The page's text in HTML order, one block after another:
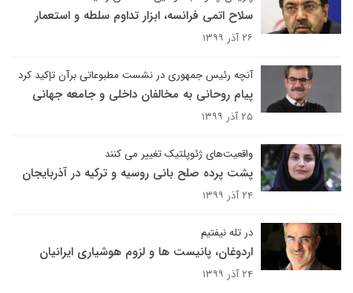
سلاح اتمی فرانسه، ابزار تداوم سلطه و استعمار
۲۶ آذر ۱۳۹۹
آنچه رئیس جمهوری در نشست مطبوعاتی برآن تإکید کرد
پیام روحانی به مخالفان داخلی و جامعه جهانی
۲۵ آذر ۱۳۹۹
واقعیت‌های ژئوپلتیک تغییر می کنند
پشت پرده صلح بانی روسیه و ترکیه در آذربایجان
۲۴ آذر ۱۳۹۹
در تله نیفتیم
اردوغان‌، پانیست ها و لزوم هوشیاری ایرانیان
۲۴ آذر ۱۳۹۹